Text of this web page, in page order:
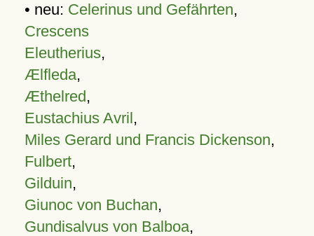
• neu: Celerinus und Gefährten,
Crescens
Eleutherius,
Ælfleda,
Æthelred,
Eustachius Avril,
Miles Gerard und Francis Dickenson,
Fulbert,
Gilduin,
Giunoc von Buchan,
Gundisalvus von Balboa,